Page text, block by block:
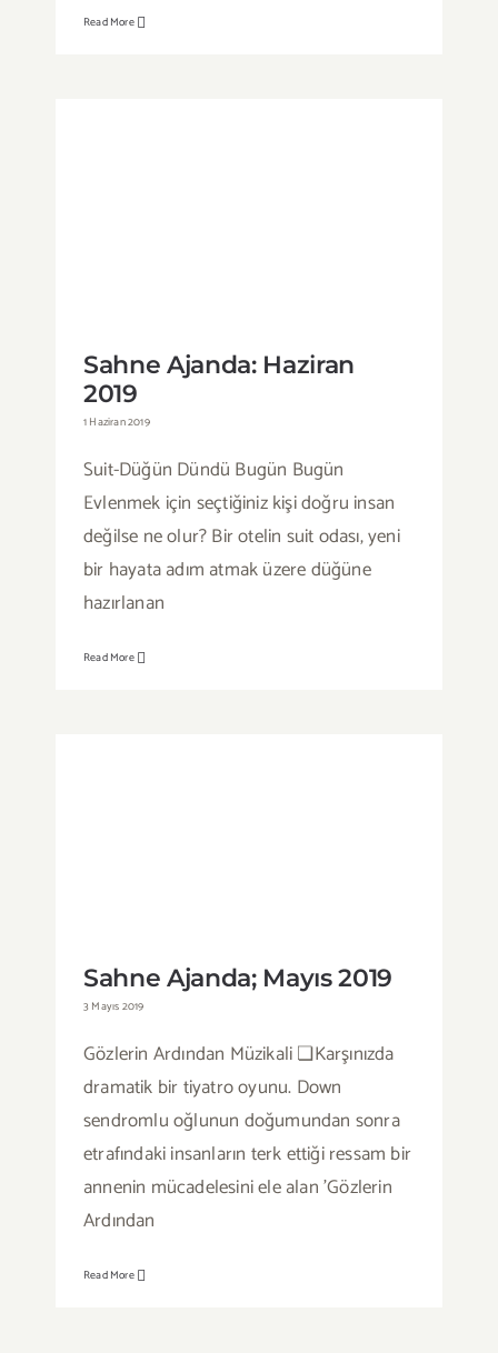
Read More
Sahne Ajanda: Haziran
2019
1 Haziran 2019
Suit-Düğün Dündü Bugün Bugün
Evlenmek için seçtiğiniz kişi doğru insan
değilse ne olur? Bir otelin suit odası, yeni
bir hayata adım atmak üzere düğüne
hazırlanan
Read More
Sahne Ajanda; Mayıs 2019
3 Mayıs 2019
Gözlerin Ardından Müzikali ❏Karşınızda
dramatik bir tiyatro oyunu. Down
sendromlu oğlunun doğumundan sonra
etrafındaki insanların terk ettiği ressam bir
annenin mücadelesini ele alan 'Gözlerin
Ardından
Read More